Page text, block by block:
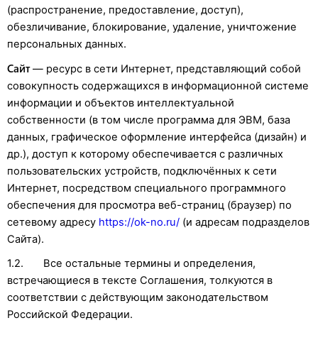
(распространение, предоставление, доступ),
обезличивание, блокирование, удаление, уничтожение
персональных данных.
Сайт— ресурс в сети Интернет, представляющий собой
совокупность содержащихся в информационной системе
информации и объектов интеллектуальной
собственности (в том числе программа для ЭВМ, база
данных, графическое оформление интерфейса (дизайн) и
др.), доступ к которому обеспечивается с различных
пользовательских устройств, подключённых к сети
Интернет, посредством специального программного
обеспечения для просмотра веб-страниц (браузер) по
сетевому адресу https://ok-no.ru/ (и адресам подразделов
Сайта).
1.2. Все остальные термины и определения,
встречающиеся в тексте Соглашения, толкуются в
соответствии с действующим законодательством
Российской Федерации.